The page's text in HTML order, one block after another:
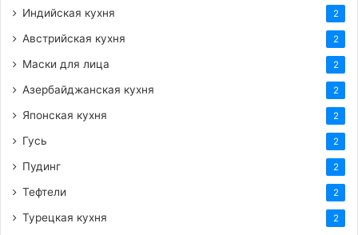
Индийская кухня 2
Австрийская кухня 2
Маски для лица 2
Азербайджанская кухня 2
Японская кухня 2
Гусь 2
Пудинг 2
Тефтели 2
Турецкая кухня 2